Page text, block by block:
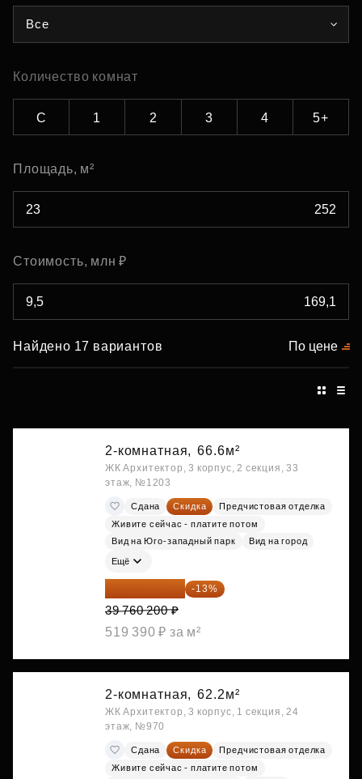
Все
Количество комнат
С 1 2 3 4 5+
Площадь, м²
Стоимость, млн ₽
Найдено 17 вариантов По цене
2-комнатная, 66.6м²
ЖК Архитектор, 3 корпус, 2 секция, 33
этаж, №1203
Сдана Скидка
Предчистовая отделка
Живите сейчас - платите потом
Вид на Юго-западный парк
Вид на город
Ещё
34 591 374 ₽ -13%
39 760 200 ₽
519 390 ₽ за м²
2-комнатная, 62.2м²
ЖК Архитектор, 3 корпус, 1 секция, 24
этаж, №970
Сдана Скидка
Предчистовая отделка
Живите сейчас - платите потом